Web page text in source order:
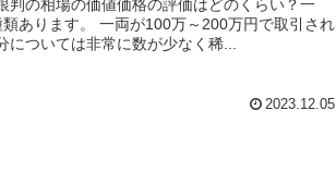
判の相場の価値価格の評価はどのくらい？一
あります。 一両が100万～200万円で取引され
については非常に数が少なく稀...
2023.12.05